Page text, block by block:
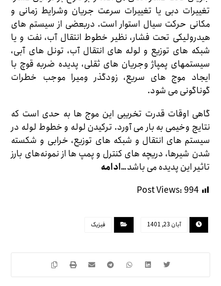
تغییرات دبی یا تغییرات سرعت جریان وشرایط زمانی و
مکانی حرکت سیال استوار است. دربعضی از سیستم های
هیدرولیکی تحت فشار، نظیر خطوط انتقال آب، نفت و یا
شبکه های توزیع و لوله های انتقال آب، تونل های آبی،
سیستمهای پمپاژ وجریان های ثقلی، پدیده ضربه قوچ با
ایجاد موج های سریع، زودگذر ومیرا موجب خطرات
گوناگونی می شود.
گاهی اوقات قدرت تخریبی این موج ها به حدی است که
نتایج وخیمی به بار می آورد. ترکیدن لوله و خطوط لوله در
سیستم های انتقال و شبکه های توزیع، خرابی و شکسته
شدن شیرها، دریچه های کنترل و پمپ ها از نمونه‌های بارز
تاثیر این پدیده می باشد…ادامه
Post Views:994
آبان 23, 1401 فیزیک